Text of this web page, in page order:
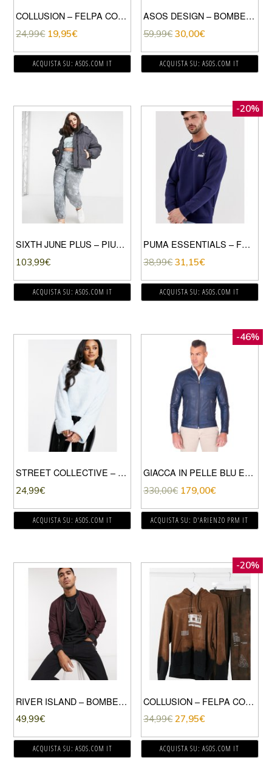
COLLUSION – FELPA CORTA CON ROVESCIO A RICCI TIE-DYE-MULTICOLORE
24,99€ 19,95€
ACQUISTA SU: ASOS.COM IT
ASOS DESIGN – BOMBER NERO IN MISTO LANA
59,99€ 30,00€
ACQUISTA SU: ASOS.COM IT
SIXTH JUNE PLUS – PIUMINO OVERSIZE CORTO-GRIGIO
103,99€
ACQUISTA SU: ASOS.COM IT
-20%
PUMA ESSENTIALS – FELPA BLU NAVY CON LOGO PICCOLO
38,99€ 31,15€
ACQUISTA SU: ASOS.COM IT
STREET COLLECTIVE – FELPA OVERSIZE ACCOLLATA IN PILE BORG BLU CON VITA ELASTICIZZATA
24,99€
ACQUISTA SU: ASOS.COM IT
-46%
GIACCA IN PELLE BLU EFFETTO VINTAGE COLLO COREANA
330,00€ 179,00€
ACQUISTA SU: D'ARIENZO PRM IT
RIVER ISLAND – BOMBER BORDEAUX-ROSSO
49,99€
ACQUISTA SU: ASOS.COM IT
-20%
COLLUSION – FELPA CON CAPPUCCIO E STAMPA SFUMATA TIE-DYE-MULTICOLORE
34,99€ 27,95€
ACQUISTA SU: ASOS.COM IT